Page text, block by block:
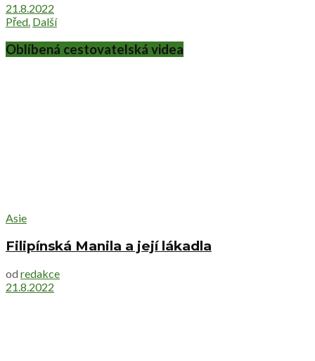
21.8.2022
Před. Další
Oblíbená cestovatelská videa
Asie
Filipínská Manila a její lákadla
od redakce
21.8.2022